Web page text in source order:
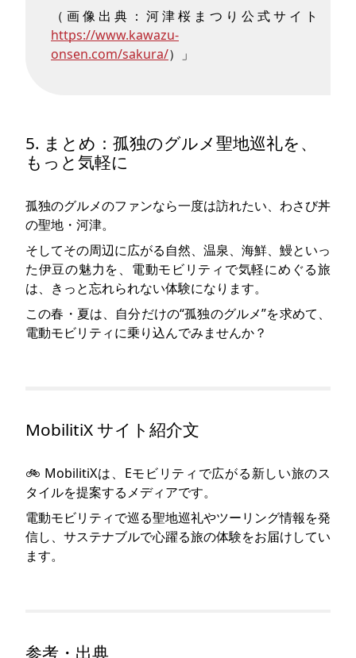
（画像出典：河津桜まつり公式サイト
https://www.kawazu-
onsen.com/sakura/）」
5. まとめ：孤独のグルメ聖地巡礼を、
もっと気軽に
孤独のグルメのファンなら一度は訪れたい、わさび丼
の聖地・河津。
そしてその周辺に広がる自然、温泉、海鮮、鰻といっ
た伊豆の魅力を、電動モビリティで気軽にめぐる旅
は、きっと忘れられない体験になります。
この春・夏は、自分だけの“孤独のグルメ”を求めて、
電動モビリティに乗り込んでみませんか？
MobilitiX サイト紹介文
🚲 MobilitiXは、Eモビリティで広がる新しい旅のス
タイルを提案するメディアです。
電動モビリティで巡る聖地巡礼やツーリング情報を発
信し、サステナブルで心躍る旅の体験をお届けしてい
ます。
参考・出典